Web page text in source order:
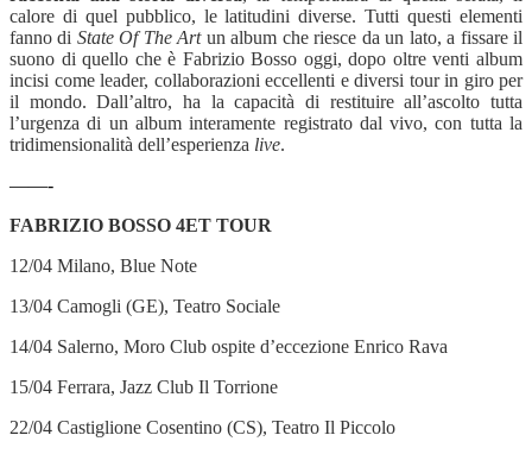
calore di quel pubblico, le latitudini diverse. Tutti questi elementi
fanno di State Of The Artun album che riesce da un lato, a fissare il
suono di quello che è Fabrizio Bosso oggi, dopo oltre venti album
incisi come leader, collaborazioni eccellenti e diversi tour in giro per
il mondo. Dall’altro, ha la capacità di restituire all’ascolto tutta
l’urgenza di un album interamente registrato dal vivo, con tutta la
tridimensionalità dell’esperienza live.
——-
FABRIZIO BOSSO 4ET TOUR
12/04 Milano, Blue Note
13/04 Camogli (GE), Teatro Sociale
14/04 Salerno, Moro Club ospite d’eccezione Enrico Rava
15/04 Ferrara, Jazz Club Il Torrione
22/04 Castiglione Cosentino (CS), Teatro Il Piccolo